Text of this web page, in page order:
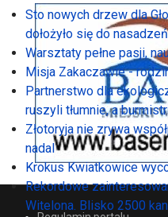
Sto nowych drzew dla
dołożyło się do nasadzeń
Warsztaty pełne pasji,
Misja Zakaczawie -
Partnerstwo dla
ruszyli tłumnie, a
Złotoryja nie zrywa
nadal
Krokus Kwiatkowice
Rekordowe
Witelona. Blisko 2500